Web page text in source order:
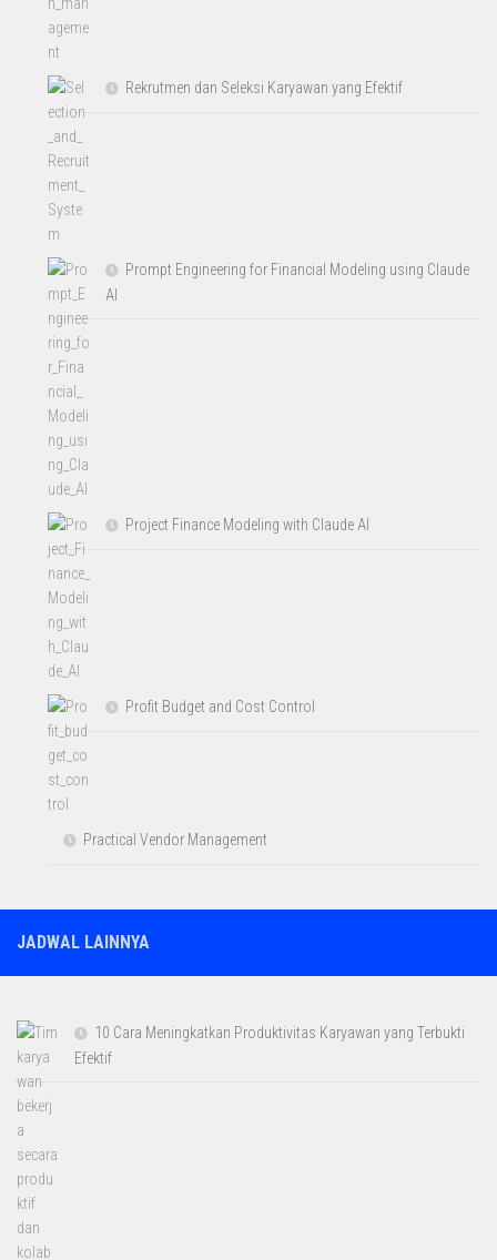
Rekrutmen dan Seleksi Karyawan yang Efektif
Prompt Engineering for Financial Modeling using Claude
AI
Project Finance Modeling with Claude AI
Profit Budget and Cost Control
Practical Vendor Management
JADWAL LAINNYA
10 Cara Meningkatkan Produktivitas Karyawan yang Terbukti
Efektif